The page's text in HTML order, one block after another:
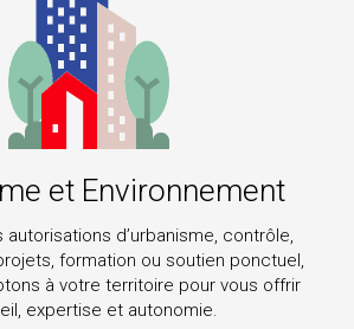
et Environnement
d’urbanisme, contrôle,
formation ou soutien ponctuel,
à votre territoire pour vous offrir
expertise et autonomie.